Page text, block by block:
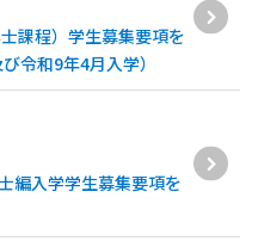
課程）学生募集要項を
令和9年4月入学）
編入学学生募集要項を